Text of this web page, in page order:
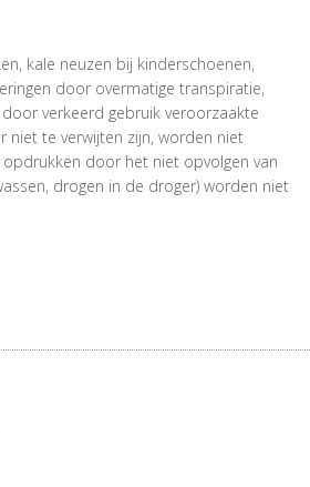
kale neuzen bij kinderschoenen,
door overmatige transpiratie,
verkeerd gebruik veroorzaakte
niet te verwijten zijn, worden niet
door het niet opvolgen van
drogen in de droger) worden niet